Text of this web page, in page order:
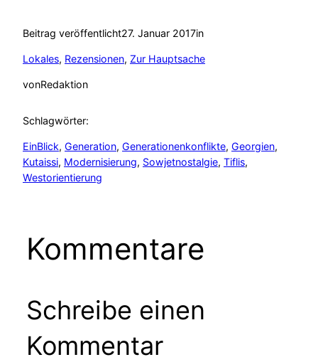
Beitrag veröffentlicht27. Januar 2017in
Lokales, Rezensionen, Zur Hauptsache
vonRedaktion
Schlagwörter:
EinBlick, Generation, Generationenkonflikte, Georgien
Kutaissi, Modernisierung, Sowjetnostalgie, Tiflis
Westorientierung
Kommentare
Schreibe einen
Kommentar